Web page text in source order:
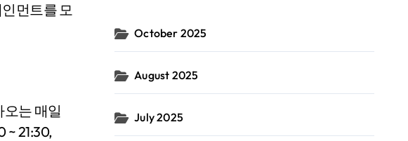
먼트를 모
는 매일
~ 21:30,
October 2025
August 2025
July 2025